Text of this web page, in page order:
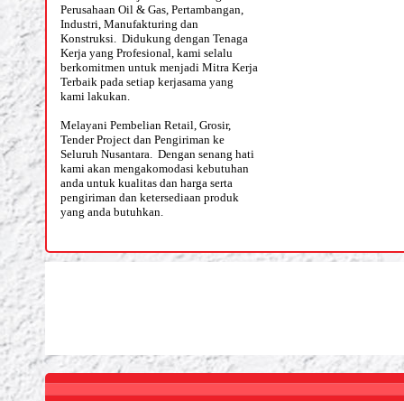
Perusahaan Oil & Gas, Pertambangan,
Industri, Manufakturing dan
Konstruksi. Didukung dengan Tenaga
Kerja yang Profesional, kami selalu
berkomitmen untuk menjadi Mitra Kerja
Terbaik pada setiap kerjasama yang
kami lakukan.
Melayani Pembelian Retail, Grosir,
Tender Project dan Pengiriman ke
Seluruh Nusantara. Dengan senang hati
kami akan mengakomodasi kebutuhan
anda untuk kualitas dan harga serta
pengiriman dan ketersediaan produk
yang anda butuhkan.